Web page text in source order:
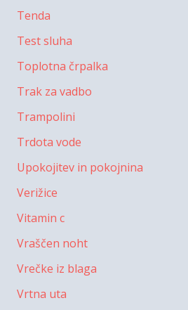
Tenda
Test sluha
Toplotna črpalka
Trak za vadbo
Trampolini
Trdota vode
Upokojitev in pokojnina
Verižice
Vitamin c
Vraščen noht
Vrečke iz blaga
Vrtna uta